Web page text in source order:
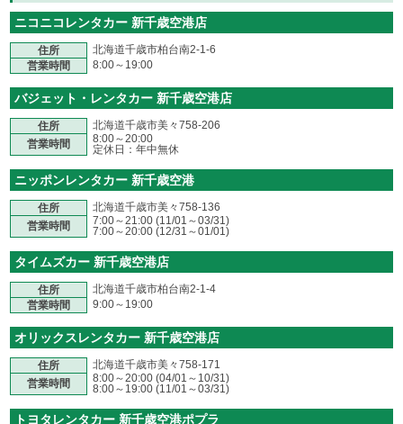
ニコニコレンタカー 新千歳空港店
住所
北海道千歳市柏台南2-1-6
営業時間
8:00～19:00
バジェット・レンタカー 新千歳空港店
住所
北海道千歳市美々758-206
営業時間
8:00～20:00
定休日：年中無休
ニッポンレンタカー 新千歳空港
住所
北海道千歳市美々758-136
営業時間
7:00～21:00 (11/01～03/31)
7:00～20:00 (12/31～01/01)
タイムズカー 新千歳空港店
住所
北海道千歳市柏台南2-1-4
営業時間
9:00～19:00
オリックスレンタカー 新千歳空港店
住所
北海道千歳市美々758-171
営業時間
8:00～20:00 (04/01～10/31)
8:00～19:00 (11/01～03/31)
トヨタレンタカー 新千歳空港ポプラ